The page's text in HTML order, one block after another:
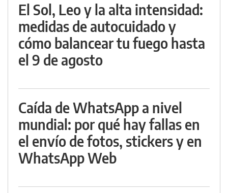
El Sol, Leo y la alta intensidad:
medidas de autocuidado y
cómo balancear tu fuego hasta
el 9 de agosto
Caída de WhatsApp a nivel
mundial: por qué hay fallas en
el envío de fotos, stickers y en
WhatsApp Web